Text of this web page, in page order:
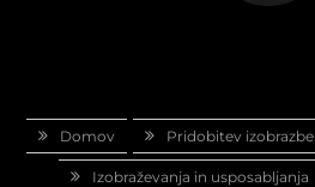
Domov Pridobitev izobrazbe
Izobraževanja in usposabljanja